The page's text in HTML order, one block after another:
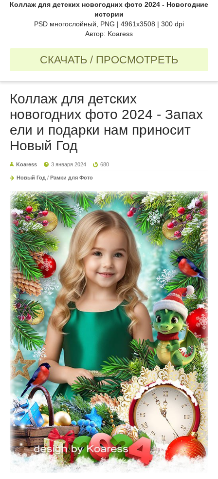
Коллаж для детских новогодних фото 2024 - Новогодние
истории
PSD многослойный, PNG | 4961x3508 | 300 dpi
Автор: Koaress
СКАЧАТЬ / ПРОСМОТРЕТЬ
Коллаж для детских
новогодних фото 2024 - Запах
ели и подарки нам приносит
Новый Год
Koaress 3 января 2024 680
Новый Год / Рамки для Фото